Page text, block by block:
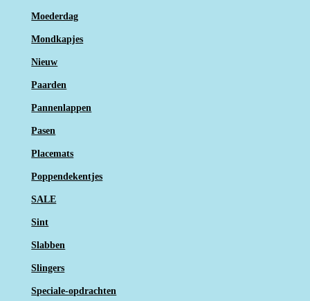
Moederdag
Mondkapjes
Nieuw
Paarden
Pannenlappen
Pasen
Placemats
Poppendekentjes
SALE
Sint
Slabben
Slingers
Speciale-opdrachten